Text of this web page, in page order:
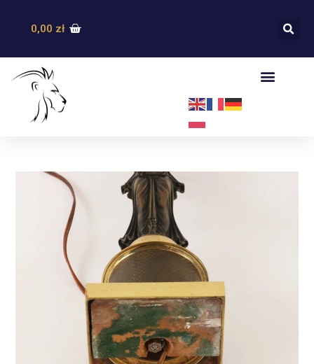
0,00 zł